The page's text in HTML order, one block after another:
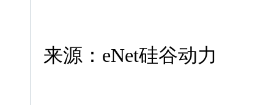
来源：eNet硅谷动力